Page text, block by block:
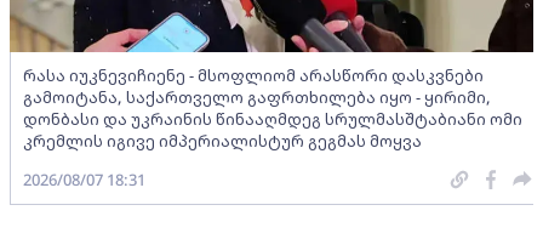
რასა იუკნევიჩიენე - მსოფლიომ არასწორი დასკვნები
გამოიტანა, საქართველო გაფრთხილება იყო - ყირიმი,
დონბასი და უკრაინის წინააღმდეგ სრულმასშტაბიანი ომი
კრემლის იგივე იმპერიალისტურ გეგმას მოყვა
2026/08/07 18:31